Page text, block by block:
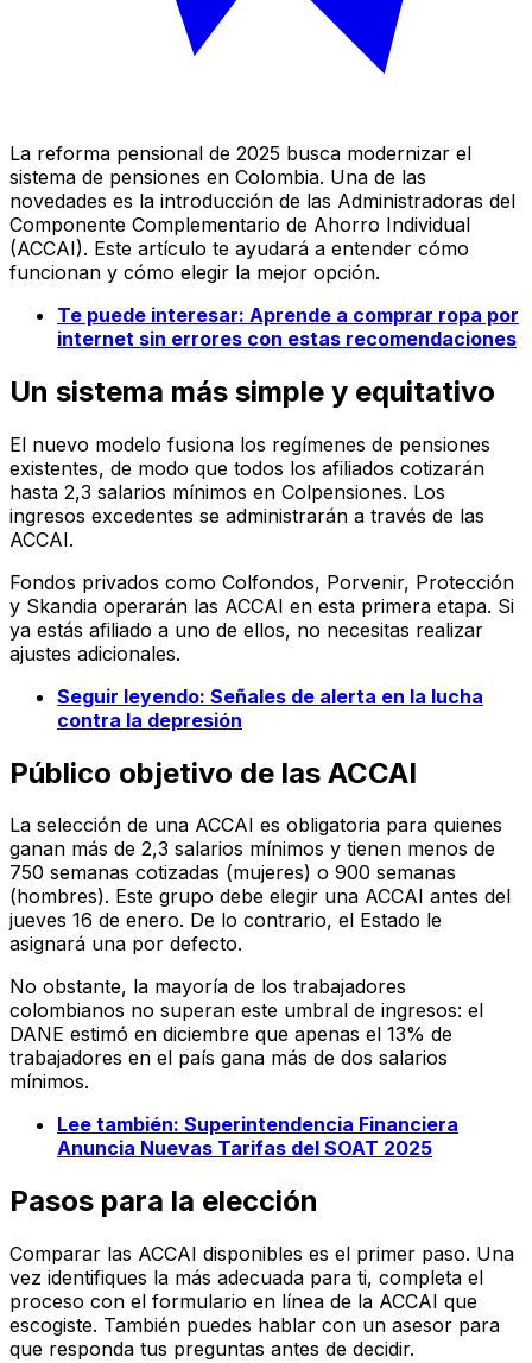
La reforma pensional de 2025 busca modernizar el
sistema de pensiones en Colombia. Una de las
novedades es la introducción de las Administradoras del
Componente Complementario de Ahorro Individual
(ACCAI). Este artículo te ayudará a entender cómo
funcionan y cómo elegir la mejor opción.
Te puede interesar: Aprende a comprar ropa por
internet sin errores con estas recomendaciones
Un sistema más simple y equitativo
El nuevo modelo fusiona los regímenes de pensiones
existentes, de modo que todos los afiliados cotizarán
hasta 2,3 salarios mínimos en Colpensiones. Los
ingresos excedentes se administrarán a través de las
ACCAI.
Fondos privados como Colfondos, Porvenir, Protección
y Skandia operarán las ACCAI en esta primera etapa. Si
ya estás afiliado a uno de ellos, no necesitas realizar
ajustes adicionales.
Seguir leyendo: Señales de alerta en la lucha
contra la depresión
Público objetivo de las ACCAI
La selección de una ACCAI es obligatoria para quienes
ganan más de 2,3 salarios mínimos y tienen menos de
750 semanas cotizadas (mujeres) o 900 semanas
(hombres). Este grupo debe elegir una ACCAI antes del
jueves 16 de enero. De lo contrario, el Estado le
asignará una por defecto.
No obstante, la mayoría de los trabajadores
colombianos no superan este umbral de ingresos: el
DANE estimó en diciembre que apenas el 13% de
trabajadores en el país gana más de dos salarios
mínimos.
Lee también: Superintendencia Financiera
Anuncia Nuevas Tarifas del SOAT 2025
Pasos para la elección
Comparar las ACCAI disponibles es el primer paso. Una
vez identifiques la más adecuada para ti, completa el
proceso con el formulario en línea de la ACCAI que
escogiste. También puedes hablar con un asesor para
que responda tus preguntas antes de decidir.